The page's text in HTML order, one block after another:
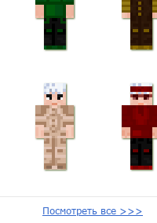
Посмотреть все >>>